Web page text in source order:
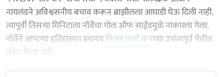
नायलंडने अविश्वसनीय बचाव करून ब्राझीलला आघाडी घेऊ दिली नाही.
त्यापूर्वी तिसऱ्या मिनिटाला नॉर्वेचा गोल ऑफ साईडमुळे नाकारला गेला.
नॉर्वेने आपल्या इतिहासात प्रथमचफिफा वर्ल्ड कपच्या उपांत्यपूर्व फेरीत
प्रवेश केला आहे.